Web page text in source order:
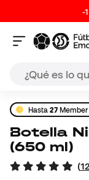
-
Hasta27Member
Botella Nike Big Mouth 2.0
(650 ml)
(12